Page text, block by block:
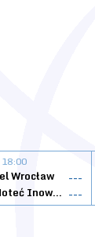
Wrocław
---
KSK Qemetica Noteć Inowrocław ---